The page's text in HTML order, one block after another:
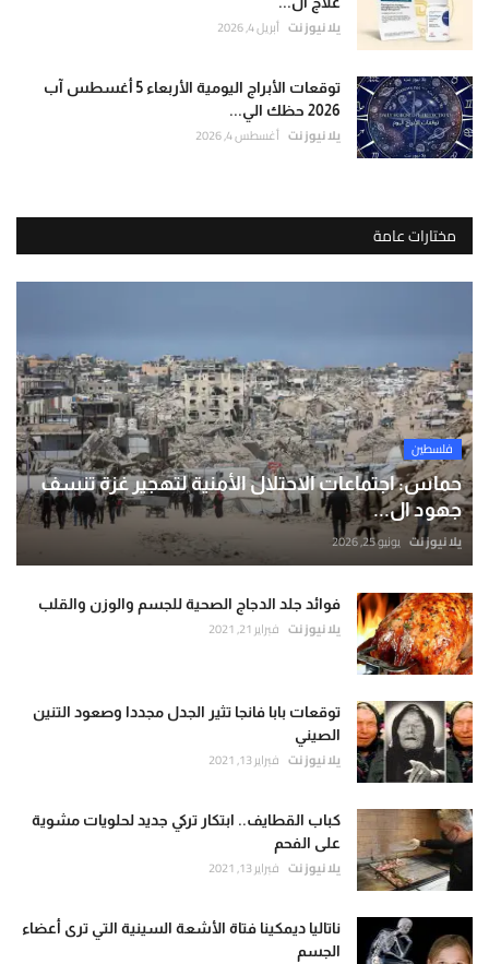
يلا نيوز نت أبريل 4, 2026
توقعات الأبراج اليومية الأربعاء 5 أغسطس آب
2026 حظك الي...
يلا نيوز نت أغسطس 4, 2026
مختارات عامة
فلسطين
حماس: اجتماعات الاحتلال الأمنية لتهجير غزة تنسف
جهود ال...
يلا نيوز نت يونيو 25, 2026
فوائد جلد الدجاج الصحية للجسم والوزن والقلب
يلا نيوز نت فبراير 21, 2021
توقعات بابا فانجا تثير الجدل مجددا وصعود التنين
الصيني
يلا نيوز نت فبراير 13, 2021
كباب القطايف.. ابتكار تركي جديد لحلويات مشوية
على الفحم
يلا نيوز نت فبراير 13, 2021
ناتاليا ديمكينا فتاة الأشعة السينية التي ترى أعضاء
الجسم